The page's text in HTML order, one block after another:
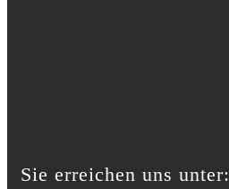
Sie erreichen uns unter: